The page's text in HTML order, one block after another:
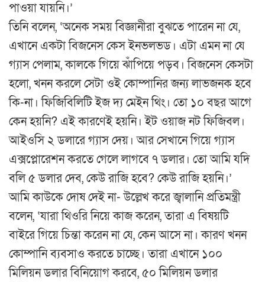
পাওয়া যায়নি।’
তিনি বলেন, ‘অনেক সময় বিজ্ঞানীরা বুঝতে পারেন না যে,
এখানে একটা বিজনেস কেস ইনভলভড। এটা এমন না যে
গ্যাস পেলাম, কালকে গিয়ে ঝাঁপিয়ে পড়ব। বিজনেস কেসটা
হলো, খনন করলে সেটা ওই কোম্পানির জন্য লাভজনক হবে
কি-না। ফিজিবিলিটি ইজ দ্য মেইন থিং। তো ১০ বছর আগে
কেন হয়নি? এই কারণেই হয়নি। ইট ওয়াজ নট ফিজিবল।
আইওসি ২ ডলারে গ্যাস দেয়। আর সেখানে গিয়ে গ্যাস
এক্সপ্লোরেশন করতে গেলে লাগবে ৭ ডলার। তো আমি যদি
বলি ৫ ডলার দেব, কেউ রাজি হবে? কেউ রাজি হয়নি।’
আমি কাউকে দোষ দেই না- উল্লেখ করে জ্বালানি প্রতিমন্ত্রী
বলেন, ‘যারা থিওরি নিয়ে কাজ করেন, তারা এ বিষয়টি
বাইরে গিয়ে চিন্তা করেন না যে, কেন আসে না। কারণ খনন
কোম্পানি ব্যবসাও করতে চাচ্ছে। তারা এখানে ১০০
মিলিয়ন ডলার বিনিয়োগ করবে, ৫০ মিলিয়ন ডলার